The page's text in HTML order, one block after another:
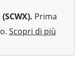
Prima
Scopri di più